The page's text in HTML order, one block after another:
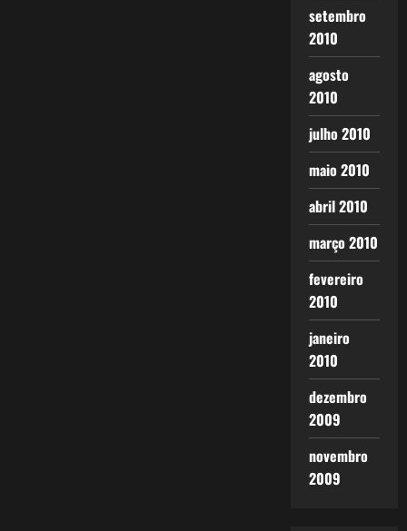
setembro
2010
agosto
2010
julho 2010
maio 2010
abril 2010
março 2010
fevereiro
2010
janeiro
2010
dezembro
2009
novembro
2009